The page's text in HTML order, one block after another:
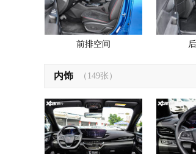
前排空间
内饰 （149张）